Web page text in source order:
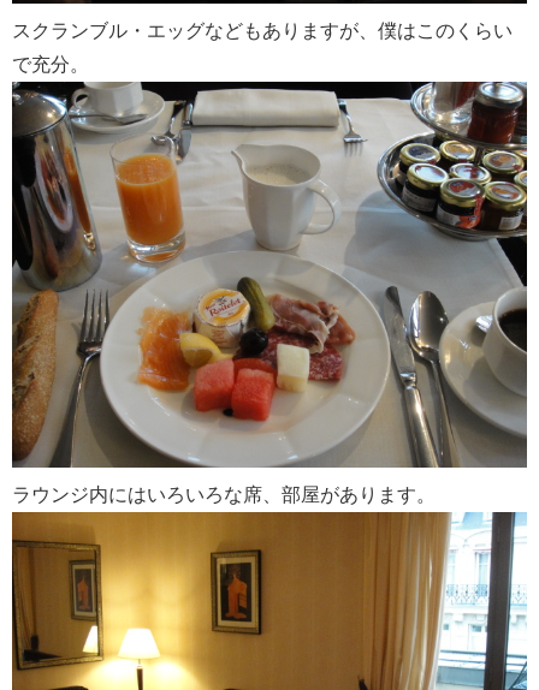
スクランブル・エッグなどもありますが、僕はこのくらい
で充分。
ラウンジ内にはいろいろな席、部屋があります。